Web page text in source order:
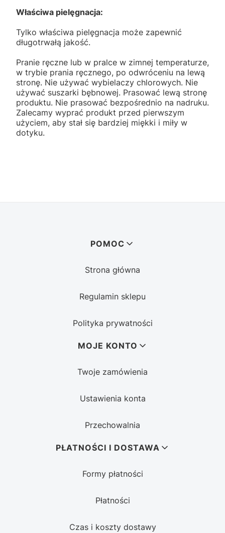
Właściwa pielęgnacja:
Tylko właściwa pielęgnacja może zapewnić
długotrwałą jakość.
Pranie ręczne lub w pralce w zimnej temperaturze,
w trybie prania ręcznego, po odwróceniu na lewą
stronę. Nie używać wybielaczy chlorowych. Nie
używać suszarki bębnowej. Prasować lewą stronę
produktu. Nie prasować bezpośrednio na nadruku.
Zalecamy wyprać produkt przed pierwszym
użyciem, aby stał się bardziej miękki i miły w
dotyku.
POMOC
Strona główna
Regulamin sklepu
Polityka prywatności
MOJE KONTO
Twoje zamówienia
Ustawienia konta
Przechowalnia
PŁATNOŚCI I DOSTAWA
Formy płatności
Płatności
Czas i koszty dostawy